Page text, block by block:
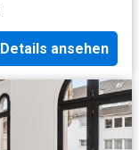
Details ansehen